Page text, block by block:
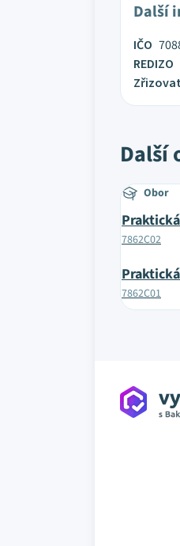
Další
IČO
REDIZO
Další
Obor
7862C02
7862C01